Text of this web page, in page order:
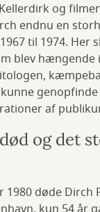
og
endnu en
til 1974. Her
blev
af
og det
1980 døde Dirch